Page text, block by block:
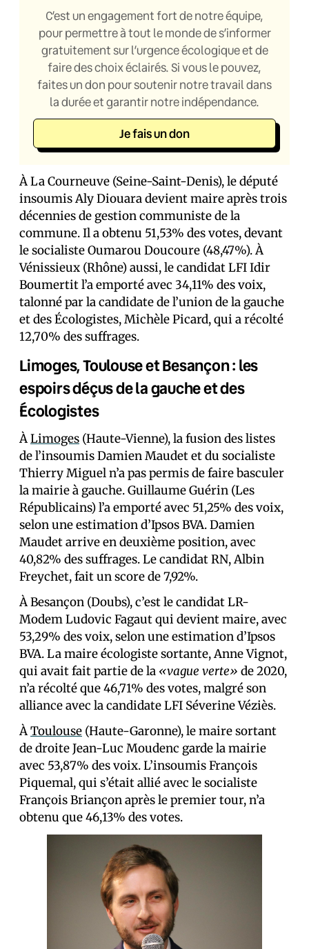
C’est un engagement fort de notre équipe,
pour permettre à tout le monde de s’informer
gratuitement sur l’urgence écologique et de
faire des choix éclairés. Si vous le pouvez,
faites un don pour soutenir notre travail dans
la durée et garantir notre indépendance.
Je fais un don
À La Courneuve (Seine-Saint-Denis), le député
insoumis Aly Diouara devient maire après trois
décennies de gestion communiste de la
commune. Il a obtenu 51,53% des votes, devant
le socialiste Oumarou Doucoure (48,47%). À
Vénissieux (Rhône) aussi, le candidat LFI Idir
Boumertit l’a emporté avec 34,11% des voix,
talonné par la candidate de l’union de la gauche
et des Écologistes, Michèle Picard, qui a récolté
12,70% des suffrages.
Limoges, Toulouse et Besançon : les
espoirs déçus de la gauche et des
Écologistes
ÀLimoges (Haute-Vienne), la fusion des listes
de l’insoumis Damien Maudet et du socialiste
Thierry Miguel n’a pas permis de faire basculer
la mairie à gauche. Guillaume Guérin (Les
Républicains) l’a emporté avec 51,25% des voix,
selon une estimation d’Ipsos BVA. Damien
Maudet arrive en deuxième position, avec
40,82% des suffrages. Le candidat RN, Albin
Freychet, fait un score de 7,92%.
À Besançon (Doubs), c’est le candidat LR-
Modem Ludovic Fagaut qui devient maire, avec
53,29% des voix, selon une estimation d’Ipsos
BVA. La maire écologiste sortante, Anne Vignot,
qui avait fait partie de la «vague verte» de 2020,
n’a récolté que 46,71% des votes, malgré son
alliance avec la candidate LFI Séverine Véziès.
ÀToulouse (Haute-Garonne), le maire sortant
de droite Jean-Luc Moudenc garde la mairie
avec 53,87% des voix. L’insoumis François
Piquemal, qui s’était allié avec le socialiste
François Briançon après le premier tour, n’a
obtenu que 46,13% des votes.